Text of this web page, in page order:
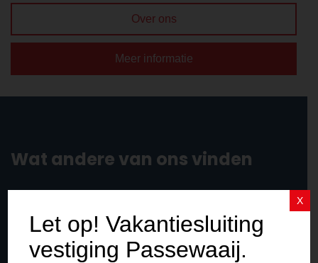
Over ons
Meer informatie
Wat andere van ons vinden
Let op! Vakantiesluiting
vestiging Passewaaij.
X